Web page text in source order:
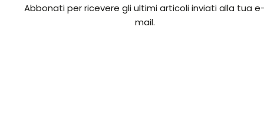
Abbonati per ricevere gli ultimi articoli inviati alla tua
mail.